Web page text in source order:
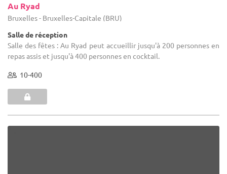
Au Ryad
Bruxelles - Bruxelles-Capitale (BRU)
Salle de réception
Salle des fêtes : Au Ryad peut accueillir jusqu'à 200 personnes en
repas assis et jusqu'à 400 personnes en cocktail.
10-400